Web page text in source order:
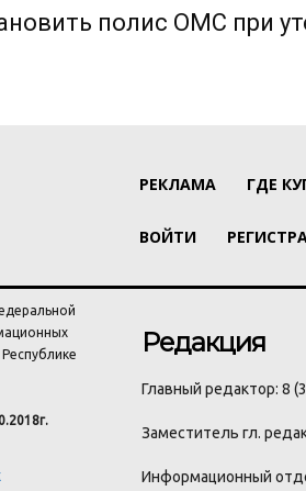
полис ОМС при
РЕКЛАМА ГДЕ
ВОЙТИ
Редакция
Главный редактор: 8
Заместитель гл.
Информационный